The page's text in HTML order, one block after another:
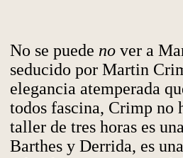
No se puede no ver a
seducido por Martin
elegancia atemperada
todos fascina, Crimp no
taller de tres horas es
Barthes y Derrida, es